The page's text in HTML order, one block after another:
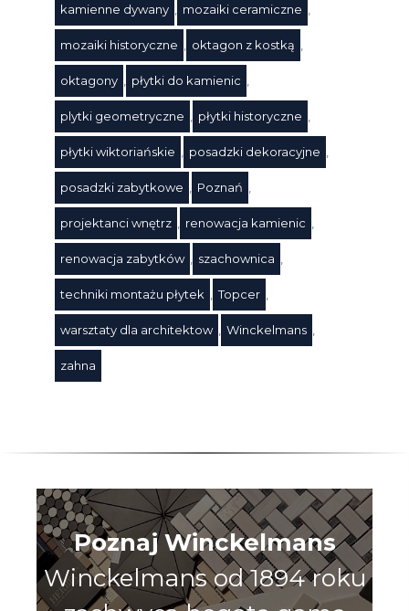
Tagi
kamienne dywany mozaiki ceramiczne
mozaiki historyczne oktagon z kostką
oktagony płytki do kamienic
plytki geometryczne płytki historyczne
płytki wiktoriańskie posadzki dekoracyjne
posadzki zabytkowe Poznań
projektanci wnętrz renowacja kamienic
renowacja zabytków szachownica
techniki montażu płytek Topcer
warsztaty dla architektow Winckelmans
zahna
Poznaj Winckelmans
Winckelmans od 1894 roku